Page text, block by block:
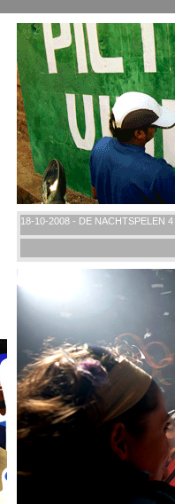
18-10-2008 - DE NACHTSPELEN